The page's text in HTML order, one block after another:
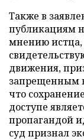
Также в
публикациям
мнению истца,
движения,
запрещенным
что
доступе
пропагандой
суд признал